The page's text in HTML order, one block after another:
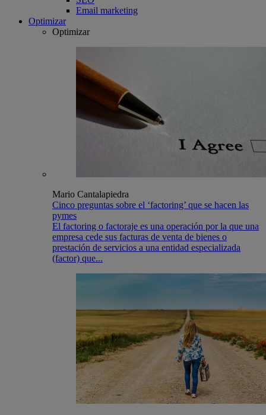
Email marketing
Optimizar
Optimizar
Mario Cantalapiedra
Cinco preguntas sobre el ‘factoring’ que se hacen las
pymes
El factoring o factoraje es una operación por la que una
empresa cede sus facturas de venta de bienes o
prestación de servicios a una entidad especializada
(factor) que...